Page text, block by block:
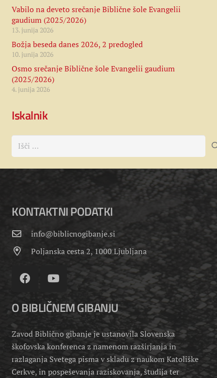
Vabilo na deveto srečanje Biblične šole Evangelii
gaudium (2025/2026)
13. junija 2026
Božja beseda danes 2026, 2 predogled
10. junija 2026
Osmo srečanje Biblične šole Evangelii gaudium
(2025/2026)
4. junija 2026
Iskalnik
Išči:
KONTAKTNI PODATKI
info@biblicnogibanje.si
Poljanska cesta 2, 1000 Ljubljana
O BIBLIČNEM GIBANJU
Zavod Biblično gibanje je ustanovila Slovenska
škofovska konferenca z namenom razširjanja in
razlaganja Svetega pisma v skladu z naukom Katoliške
Cerkve, in pospeševanja raziskovanja, študija ter